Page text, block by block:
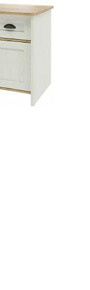
Зоны в маленькой